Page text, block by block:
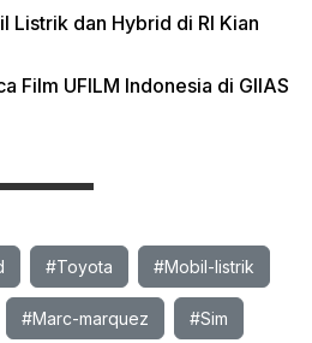
Listrik dan Hybrid di RI Kian
Film UFILM Indonesia di GIIAS
#Toyota #Mobil-listrik
#Marc-marquez #Sim